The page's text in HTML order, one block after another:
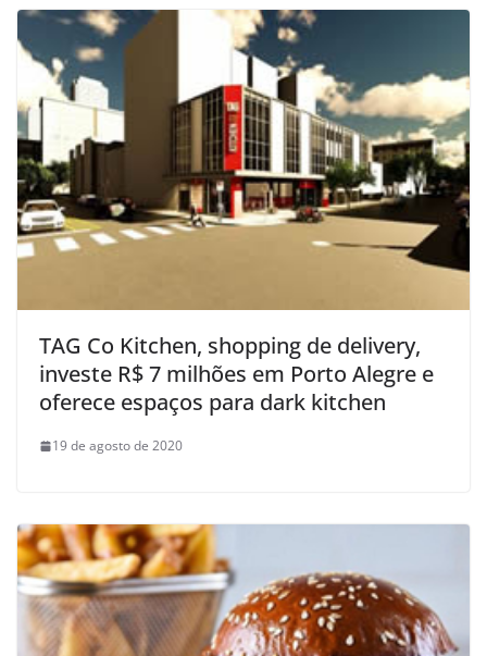
TAG Co Kitchen, shopping de delivery,
investe R$ 7 milhões em Porto Alegre e
oferece espaços para dark kitchen
19 de agosto de 2020